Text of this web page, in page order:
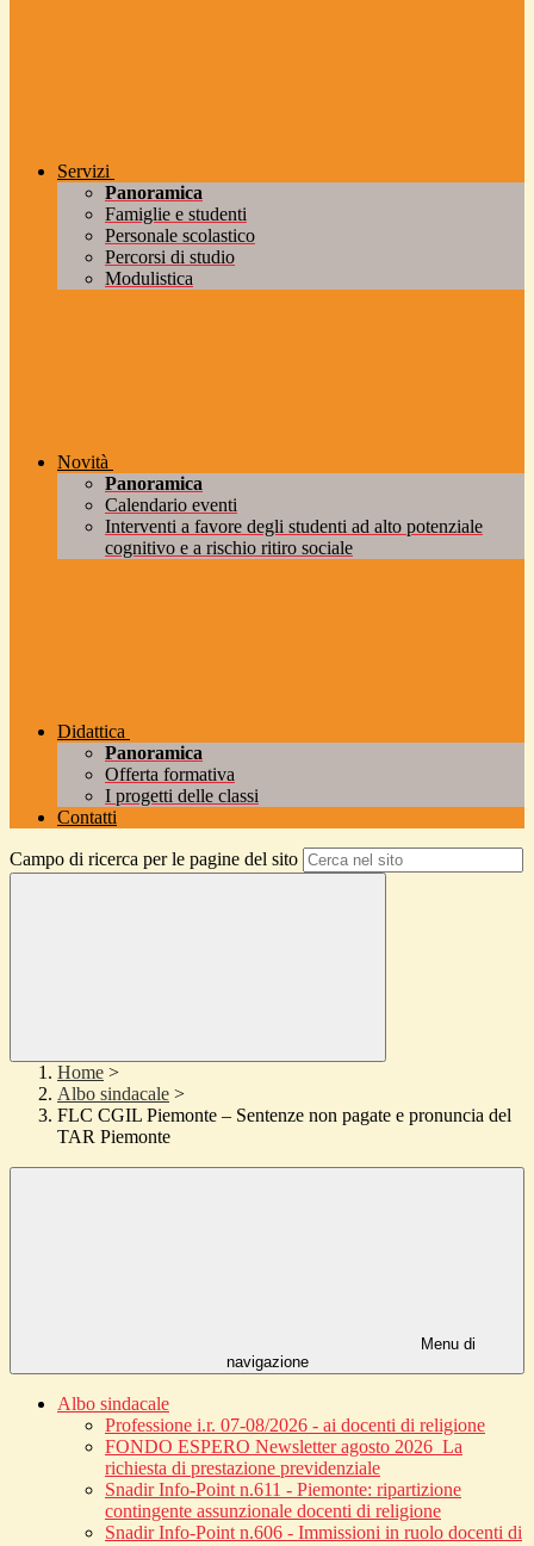
Servizi
Panoramica
Famiglie e studenti
Personale scolastico
Percorsi di studio
Modulistica
Novità
Panoramica
Calendario eventi
Interventi a favore degli studenti ad alto potenziale
cognitivo e a rischio ritiro sociale
Didattica
Panoramica
Offerta formativa
I progetti delle classi
Contatti
Campo di ricerca per le pagine del sito
Home >
Albo sindacale >
FLC CGIL Piemonte – Sentenze non pagate e pronuncia del
TAR Piemonte
Menu di
navigazione
Albo sindacale
Professione i.r. 07-08/2026 - ai docenti di religione
FONDO ESPERO Newsletter agosto 2026_La
richiesta di prestazione previdenziale
Snadir Info-Point n.611 - Piemonte: ripartizione
contingente assunzionale docenti di religione
Snadir Info-Point n.606 - Immissioni in ruolo docenti di